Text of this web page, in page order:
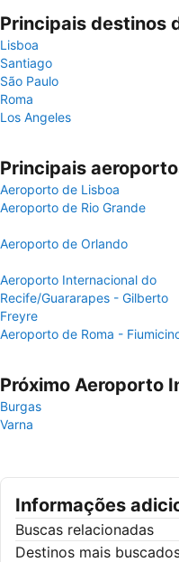
Principais destinos
Lisboa
Santiago
São Paulo
Roma
Los Angeles
Principais
Aeroporto de Lisboa
Aeroporto de Rio Grande
Aeroporto de Orlando
Aeroporto Internacional do
Recife/Guararapes - Gilberto
Freyre
Aeroporto de Roma -
Próximo Aeroporto
Burgas
Varna
Informações
Buscas relacionadas
Destinos mais